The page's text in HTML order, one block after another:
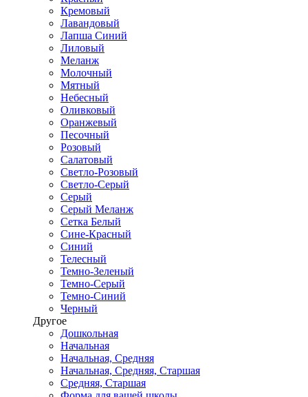
Кремовый
Лавандовый
Лапша Синий
Лиловый
Меланж
Молочный
Мятный
Небесный
Оливковый
Оранжевый
Песочный
Розовый
Салатовый
Светло-Розовый
Светло-Серый
Серый
Серый Меланж
Сетка Белый
Сине-Красный
Синий
Телесный
Темно-Зеленый
Темно-Серый
Темно-Синий
Черный
Другое
Дошкольная
Начальная
Начальная, Средняя
Начальная, Средняя, Старшая
Средняя, Старшая